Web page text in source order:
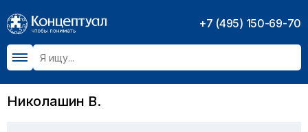
+7 (495) 150-69-70
Николашин В.